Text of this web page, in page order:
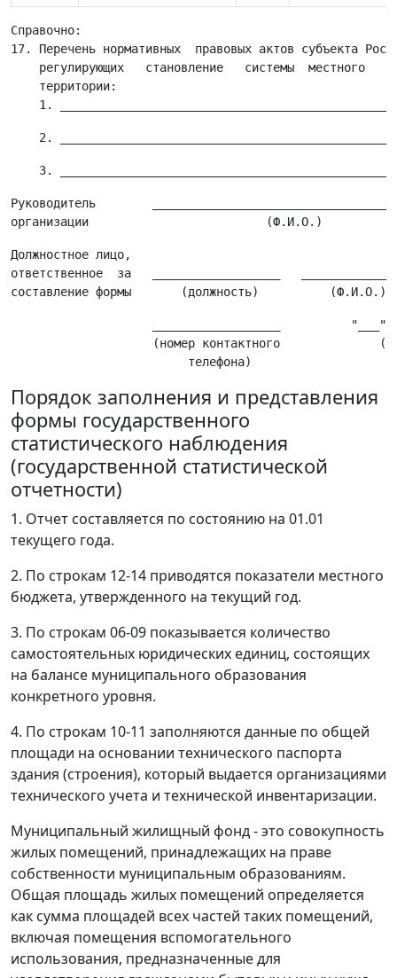
Справочно:
17. Перечень нормативных  правовых актов субъекта
регулирующих   становление   системы  местного
    территории:
Руководитель
Должностное лицо,
ответственное  за   __________________
__________________          "___"
(номер контактного
Порядок заполнения и представления
формы государственного
статистического наблюдения
(государственной статистической
отчетности)
1. Отчет составляется по состоянию на 01.01
текущего года.
2. По строкам 12-14 приводятся показатели местного
бюджета, утвержденного на текущий год.
3. По строкам 06-09 показывается количество
самостоятельных юридических единиц, состоящих
на балансе муниципального образования
конкретного уровня.
4. По строкам 10-11 заполняются данные по общей
площади на основании технического паспорта
здания (строения), который выдается организациями
технического учета и технической инвентаризации.
Муниципальный жилищный фонд - это совокупность
жилых помещений, принадлежащих на праве
собственности муниципальным образованиям.
Общая площадь жилых помещений определяется
как сумма площадей всех частей таких помещений,
включая помещения вспомогательного
использования, предназначенные для